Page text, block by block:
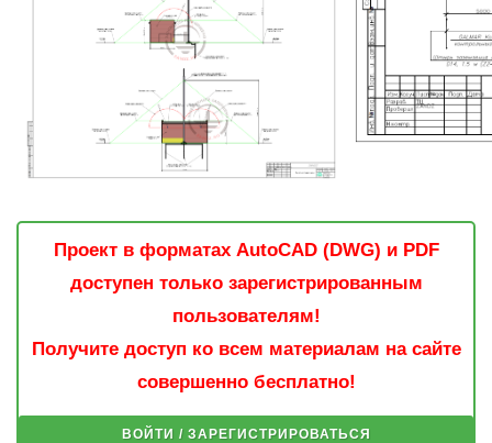
Проект в форматах AutoCAD (DWG) и PDF
доступен только зарегистрированным
пользователям!
Получите доступ ко всем материалам на сайте
совершенно бесплатно!
ВОЙТИ / ЗАРЕГИСТРИРОВАТЬСЯ